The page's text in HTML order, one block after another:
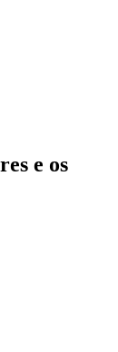
e os